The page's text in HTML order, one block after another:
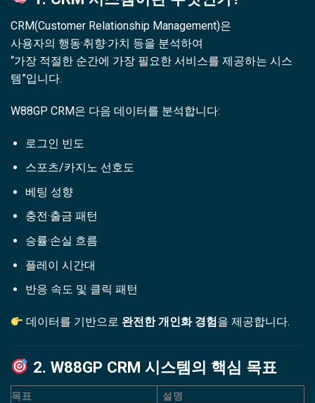
CRM(Customer Relationship Management)은
사용자의 행동·취향·가치 등을 분석하여
“가장 적절한 순간에 가장 필요한 서비스를 제공하는 시스
템”입니다.
W88GP CRM은 다음 데이터를 분석합니다:
로그인 빈도
스포츠/카지노 선호도
베팅 성향
충전·출금 패턴
승률·손실 흐름
플레이 시간대
반응 속도 및 클릭 패턴
데이터를 기반으로 완전한 개인화 경험을 제공합니다.
2. W88GP CRM 시스템의 핵심 목표
목표 설명